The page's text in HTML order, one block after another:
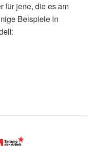
für jene, die es am
Beispiele in